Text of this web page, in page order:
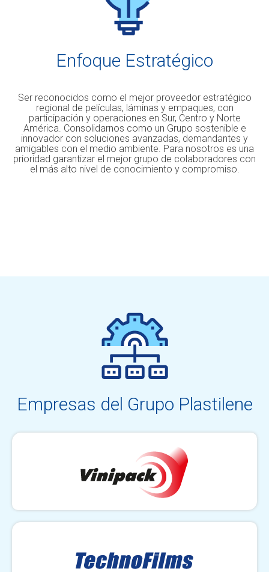
Enfoque Estratégico
Ser reconocidos como el mejor proveedor estratégico
regional de películas, láminas y empaques, con
participación y operaciones en Sur, Centro y Norte
América. Consolidarnos como un Grupo sostenible e
innovador con soluciones avanzadas, demandantes y
amigables con el medio ambiente. Para nosotros es una
prioridad garantizar el mejor grupo de colaboradores con
el más alto nivel de conocimiento y compromiso.
Empresas del Grupo Plastilene